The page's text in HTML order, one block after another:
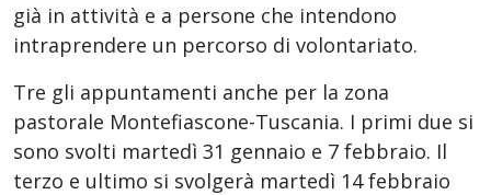
già in attività e a persone che intendono
intraprendere un percorso di volontariato.
Tre gli appuntamenti anche per la zona
pastorale Montefiascone-Tuscania. I primi due si
sono svolti martedì 31 gennaio e 7 febbraio. Il
terzo e ultimo si svolgerà martedì 14 febbraio